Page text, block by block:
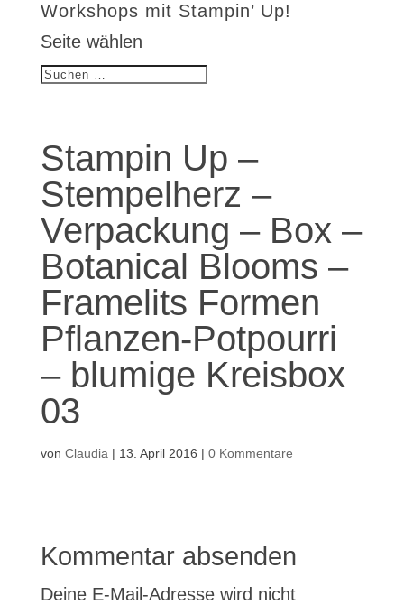
Workshops mit Stampin’ Up!
Seite wählen
Stampin Up –
Stempelherz –
Verpackung – Box –
Botanical Blooms –
Framelits Formen
Pflanzen-Potpourri
– blumige Kreisbox
03
von Claudia | 13. April 2016 | 0 Kommentare
Kommentar absenden
Deine E-Mail-Adresse wird nicht